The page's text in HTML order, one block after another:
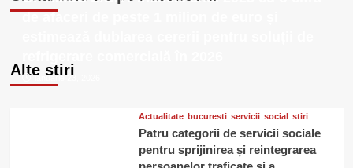
Alte stiri
de afaceri de peste 1 milion de euro și
ianuarie 23, 2026
Actualitate bucuresti servicii social stiri
Patru categorii de servicii sociale
pentru sprijinirea și reintegrarea